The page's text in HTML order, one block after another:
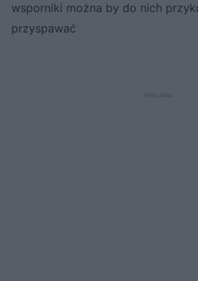
wsporniki można by do nich
przyspawać